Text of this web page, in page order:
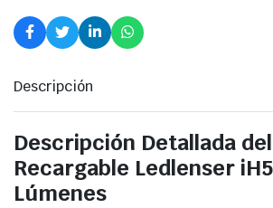
Descripción
Descripción Detallada
Recargable Ledlenser
Lúmenes